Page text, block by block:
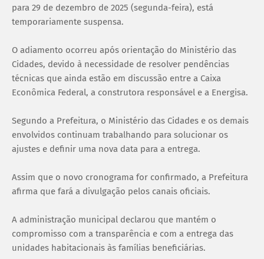
para 29 de dezembro de 2025 (segunda-feira), está
temporariamente suspensa.
O adiamento ocorreu após orientação do Ministério das
Cidades, devido à necessidade de resolver pendências
técnicas que ainda estão em discussão entre a Caixa
Econômica Federal, a construtora responsável e a Energisa.
Segundo a Prefeitura, o Ministério das Cidades e os demais
envolvidos continuam trabalhando para solucionar os
ajustes e definir uma nova data para a entrega.
Assim que o novo cronograma for confirmado, a Prefeitura
afirma que fará a divulgação pelos canais oficiais.
A administração municipal declarou que mantém o
compromisso com a transparência e com a entrega das
unidades habitacionais às famílias beneficiárias.